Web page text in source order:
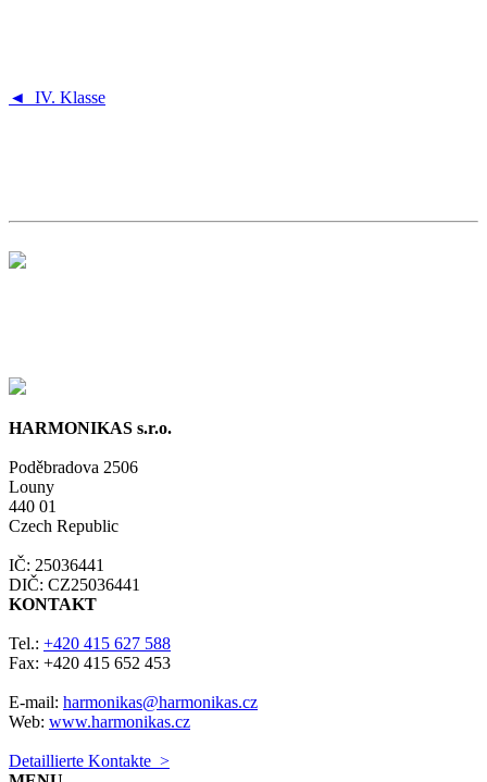
◄ IV. Klasse
HARMONIKAS s.r.o.
Poděbradova 2506
Louny
440 01
Czech Republic
IČ: 25036441
DIČ: CZ25036441
KONTAKT
Tel.: +420 415 627 588
Fax: +420 415 652 453
E-mail: harmonikas@harmonikas.cz
Web: www.harmonikas.cz
Detaillierte Kontakte >